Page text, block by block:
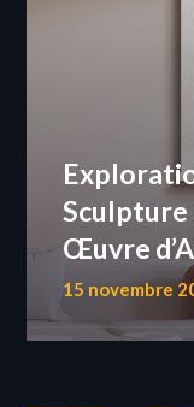
Sculpture
Œuvre
15 novembre